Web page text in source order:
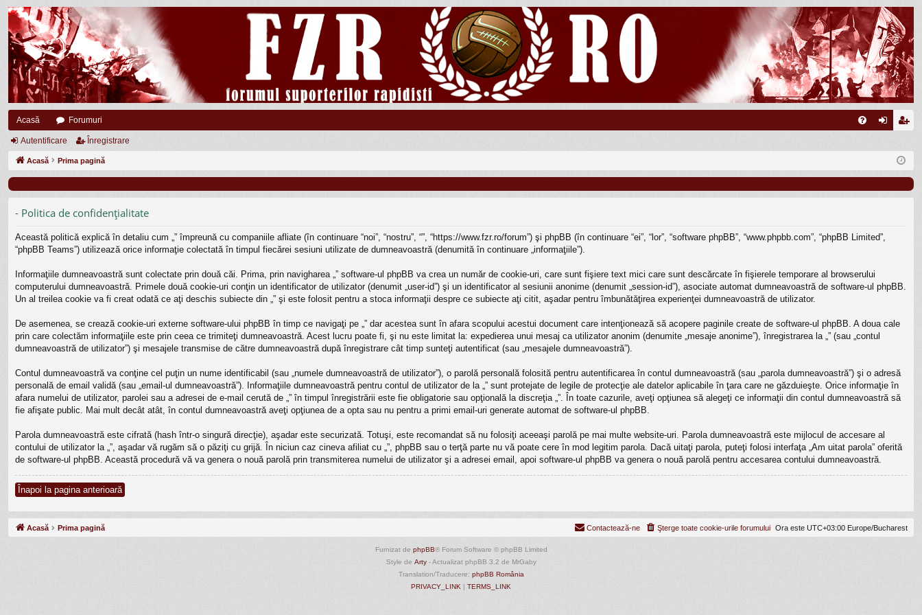
Acasă Forumuri
eg
Autentificare Înregistrare
Acasă Prima pagină
- Politica de confidenţialitate
Această politică explică în detaliu cum „” împreună cu companiile afliate (în continuare “noi”, “nostru”, “”, “https://www.fzr.ro/forum”) şi phpBB (în continuare “ei”, “lor”, “software phpBB”, “www.phpbb.com”, “phpBB Limited”,
“phpBB Teams”) utilizează orice informaţie colectată în timpul fiecărei sesiuni utilizate de dumneavoastră (denumită în continuare „informaţiile”).
Informaţiile dumneavoastră sunt colectate prin două căi. Prima, prin navigharea „” software-ul phpBB va crea un număr de cookie-uri, care sunt fişiere text mici care sunt descărcate în fişierele temporare al browserului
computerului dumneavoastră. Primele două cookie-uri conţin un identificator de utilizator (denumit „user-id”) şi un identificator al sesiunii anonime (denumit „session-id”), asociate automat dumneavoastră de software-ul phpBB.
Un al treilea cookie va fi creat odată ce aţi deschis subiecte din „” şi este folosit pentru a stoca informaţii despre ce subiecte aţi citit, aşadar pentru îmbunătăţirea experienţei dumneavoastră de utilizator.
De asemenea, se crează cookie-uri externe software-ului phpBB în timp ce navigaţi pe „” dar acestea sunt în afara scopului acestui document care intenţionează să acopere paginile create de software-ul phpBB. A doua cale
prin care colectăm informaţiile este prin ceea ce trimiteţi dumneavoastră. Acest lucru poate fi, şi nu este limitat la: expedierea unui mesaj ca utilizator anonim (denumite „mesaje anonime”), înregistrarea la „” (sau „contul
dumneavoastră de utilizator”) şi mesajele transmise de către dumneavoastră după înregistrare cât timp sunteţi autentificat (sau „mesajele dumneavoastră”).
Contul dumneavoastră va conţine cel puţin un nume identificabil (sau „numele dumneavoastră de utilizator”), o parolă personală folosită pentru autentificarea în contul dumneavoastră (sau „parola dumneavoastră”) şi o adresă
personală de email validă (sau „email-ul dumneavoastră”). Informaţiile dumneavoastră pentru contul de utilizator de la „” sunt protejate de legile de protecţie ale datelor aplicabile în ţara care ne găzduieşte. Orice informaţie în
afara numelui de utilizator, parolei sau a adresei de e-mail cerută de „” în timpul înregistrării este fie obligatorie sau opţională la discreţia „”. În toate cazurile, aveţi opţiunea să alegeţi ce informaţii din contul dumneavoastră să
fie afişate public. Mai mult decât atât, în contul dumneavoastră aveţi opţiunea de a opta sau nu pentru a primi email-uri generate automat de software-ul phpBB.
Parola dumneavoastră este cifrată (hash într-o singură direcţie), aşadar este securizată. Totuşi, este recomandat să nu folosiţi aceeaşi parolă pe mai multe website-uri. Parola dumneavoastră este mijlocul de accesare al
contului de utilizator la „”, aşadar vă rugăm să o păziţi cu grijă. În niciun caz cineva afiliat cu „”, phpBB sau o terţă parte nu vă poate cere în mod legitim parola. Dacă uitaţi parola, puteţi folosi interfaţa „Am uitat parola” oferită
de software-ul phpBB. Această procedură vă va genera o nouă parolă prin transmiterea numelui de utilizator şi a adresei email, apoi software-ul phpBB va genera o nouă parolă pentru accesarea contului dumneavoastră.
Înapoi la pagina anterioară
Acasă Prima pagină Ora este UTC+03:00 Europe/Bucharest
Şterge toate cookie-urile forumului
Contactează-ne
Furnizat de phpBB® Forum Software © phpBB Limited
Style de Arty- Actualizat phpBB 3.2 de MrGaby
Translation/Traducere: phpBB România
PRIVACY_LINK | TERMS_LINK